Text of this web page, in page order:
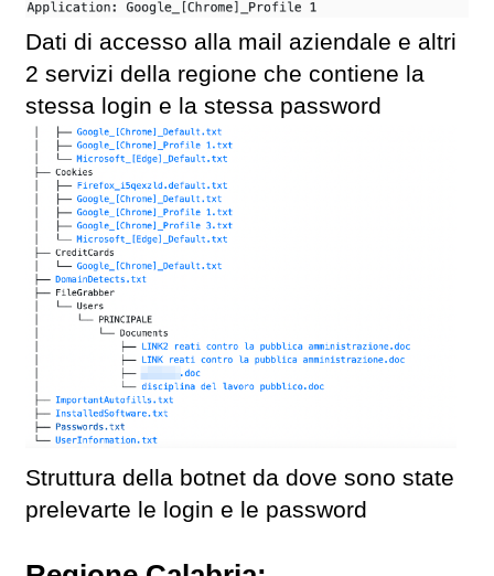
Dati di accesso alla mail aziendale e altri
2 servizi della regione che contiene la
stessa login e la stessa password
Struttura della botnet da dove sono state
prelevarte le login e le password